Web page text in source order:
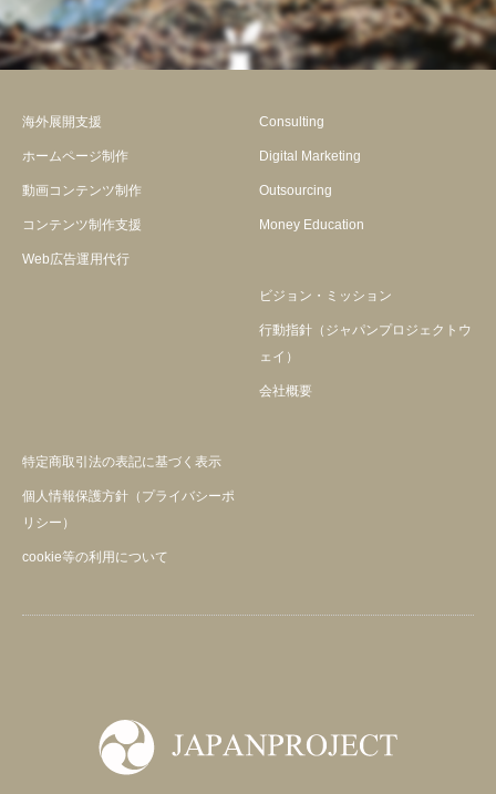
海外展開支援
ホームページ制作
動画コンテンツ制作
コンテンツ制作支援
Web広告運用代行
Consulting
Digital Marketing
Outsourcing
Money Education
ビジョン・ミッション
行動指針（ジャパンプロジェクトウ
ェイ）
会社概要
特定商取引法の表記に基づく表示
個人情報保護方針（プライバシーポ
リシー）
cookie等の利用について